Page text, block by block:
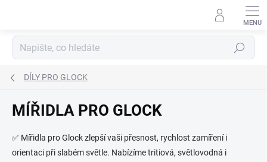
Hledat
DÍLY PRO GLOCK
MÍŘIDLA PRO GLOCK
✅ Mířidla pro Glock zlepší vaši přesnost, rychlost zamíření i
orientaci při slabém světle. Nabízíme tritiová, světlovodná i